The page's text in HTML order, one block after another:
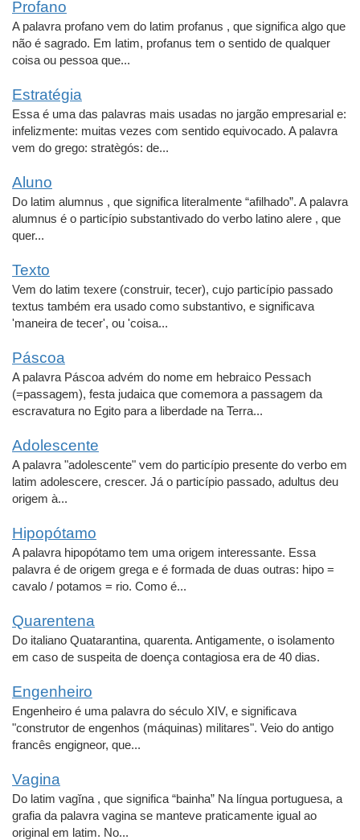
Profano
A palavra profano vem do latim profanus , que significa algo que
não é sagrado. Em latim, profanus tem o sentido de qualquer
coisa ou pessoa que...
Estratégia
Essa é uma das palavras mais usadas no jargão empresarial e:
infelizmente: muitas vezes com sentido equivocado. A palavra
vem do grego: stratègós: de...
Aluno
Do latim alumnus , que significa literalmente “afilhado”. A palavra
alumnus é o particípio substantivado do verbo latino alere , que
quer...
Texto
Vem do latim texere (construir, tecer), cujo particípio passado
textus também era usado como substantivo, e significava
'maneira de tecer', ou 'coisa...
Páscoa
A palavra Páscoa advém do nome em hebraico Pessach
(=passagem), festa judaica que comemora a passagem da
escravatura no Egito para a liberdade na Terra...
Adolescente
A palavra "adolescente" vem do particípio presente do verbo em
latim adolescere, crescer. Já o particípio passado, adultus deu
origem à...
Hipopótamo
A palavra hipopótamo tem uma origem interessante. Essa
palavra é de origem grega e é formada de duas outras: hipo =
cavalo / potamos = rio. Como é...
Quarentena
Do italiano Quatarantina, quarenta. Antigamente, o isolamento
em caso de suspeita de doença contagiosa era de 40 dias.
Engenheiro
Engenheiro é uma palavra do século XIV, e significava
"construtor de engenhos (máquinas) militares". Veio do antigo
francês engigneor, que...
Vagina
Do latim vagĭna , que significa “bainha” Na língua portuguesa, a
grafia da palavra vagina se manteve praticamente igual ao
original em latim. No...